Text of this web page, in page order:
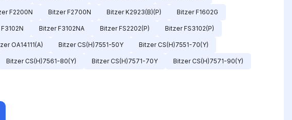
F2200N Bitzer F2700N Bitzer K2923(B)(P) Bitzer F1602G
Bitzer F3102NA Bitzer FS2202(P) Bitzer FS3102(P)
OA14111(A) Bitzer CS(H)7551-50Y Bitzer CS(H)7551-70(Y)
Bitzer CS(H)7561-80(Y) Bitzer CS(H)7571-70Y Bitzer CS(H)7571-90(Y)